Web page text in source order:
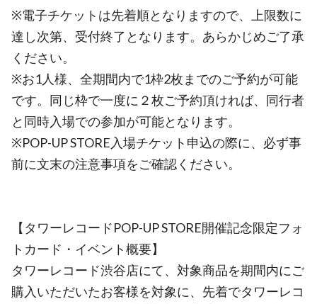
※電子チケットは先着順となりますので、上限数に
達し次第、受付終了となります。あらかじめご了承
ください。
※お1人様、全期間内で1枠2枚までのご予約が可能
です。同じ枠で一度に２枚ご予約頂ければ、同行者
と同時入場での参加が可能となります。
※POP-UP STORE入場チケット申込の際に、必ず事
前に文末の注意事項をご確認ください。
【タワーレコードPOP-UP STORE開催記念限定フォ
トカード・イベント概要】
タワーレコード渋谷店にて、対象商品を期間内にご
購入いただいたお客様を対象に、先着でタワーレコ